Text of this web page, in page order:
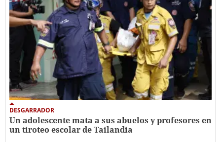
DESGARRADOR
Un adolescente mata a sus abuelos y profesores en
un tiroteo escolar de Tailandia